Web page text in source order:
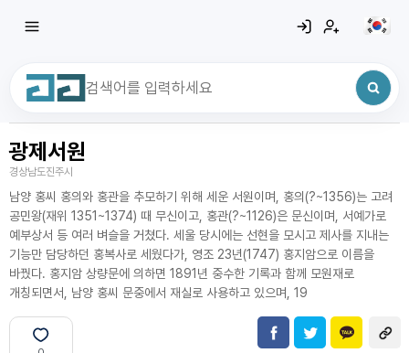
최근 검색어
광제서원
경상남도진주시
남양 홍씨 홍의와 홍관을 추모하기 위해 세운 서원이며, 홍의(?~1356)는 고려
공민왕(재위 1351~1374) 때 무신이고, 홍관(?~1126)은 문신이며, 서예가로
예부상서 등 여러 벼슬을 거쳤다. 세울 당시에는 선현을 모시고 제사를 지내는
기능만 담당하던 홍복사로 세웠다가, 영조 23년(1747) 홍지암으로 이름을
바꿨다. 홍지암 상량문에 의하면 1891년 중수한 기록과 함께 모원재로
개칭되면서, 남양 홍씨 문중에서 재실로 사용하고 있으며, 19